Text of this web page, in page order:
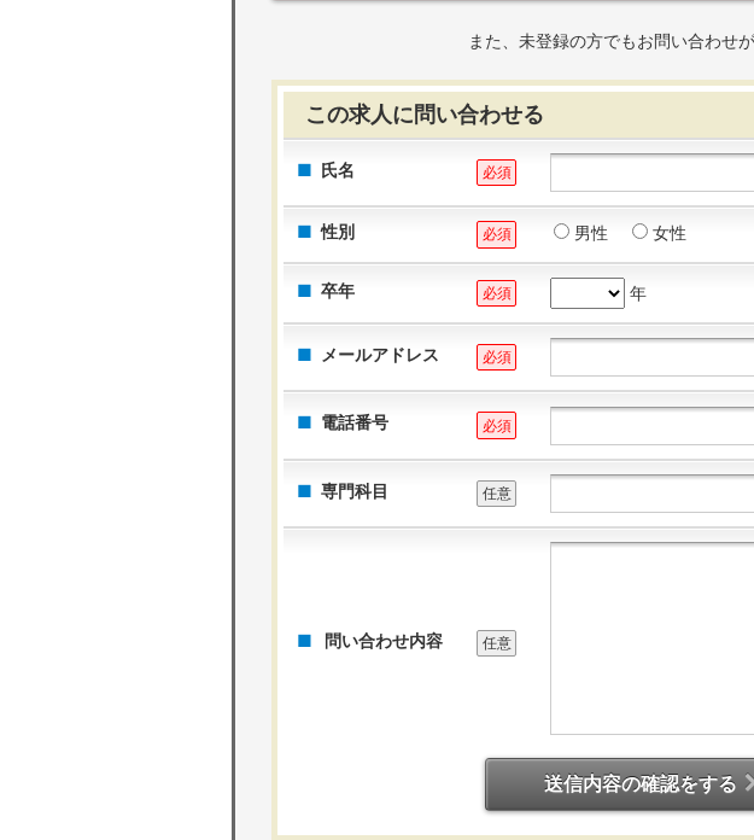
また、未登録の方でもお問い合わせが
この求人に問い合わせる
氏名 必須
性別 必須 男性 女性
卒年 必須 年
メールアドレス 必須
電話番号 必須
専門科目 任意
問い合わせ内容 任意
送信内容の確認をする